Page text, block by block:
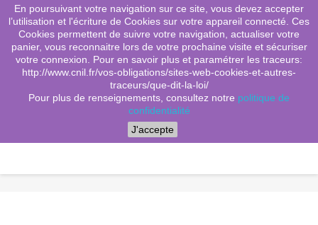
shopping_cart (0)

search
Menu
En poursuivant votre navigation sur ce site, vous devez accepter
l’utilisation et l'écriture de Cookies sur votre appareil connecté. Ces
Cookies permettent de suivre votre navigation, actualiser votre
panier, vous reconnaitre lors de votre prochaine visite et sécuriser
votre connexion. Pour en savoir plus et paramétrer les traceurs:
http://www.cnil.fr/vos-obligations/sites-web-cookies-et-autres-
traceurs/que-dit-la-loi/
Pour plus de renseignements, consultez notre politique de
confidentialité
J'accepte